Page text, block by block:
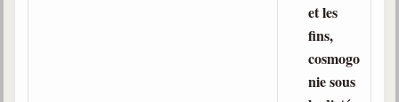
et les
fins,
cosmogo
nie sous